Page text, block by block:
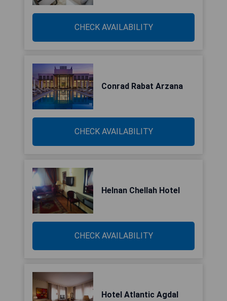
CHECK AVAILABILITY
Conrad Rabat Arzana
CHECK AVAILABILITY
Helnan Chellah Hotel
CHECK AVAILABILITY
Hotel Atlantic Agdal